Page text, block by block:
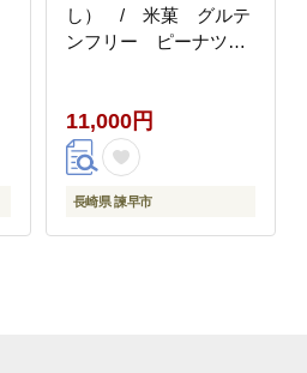
し） / 米菓 グルテ
ンフリー ピーナツ
本舗 [AHAE015]
11,000円
長崎県 諫早市